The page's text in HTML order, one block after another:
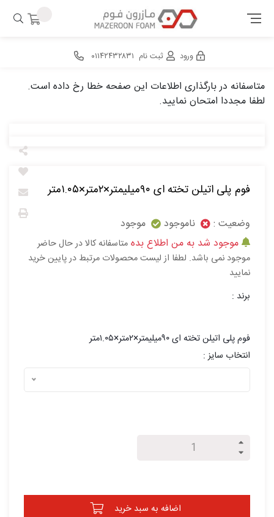
ورود ثبت نام ۰۱۱۴۲۴۳۲۸۳۱
متاسفانه در بارگذاری اطلاعات این صفحه خطا رخ داده است.
لطفا مجددا امتحان نمایید.
فوم پلی اتیلن تخته ای ۹۰میلیمتر×۲متر×۱.۰۵متر
وضعیت : ناموجود
موجود
موجود شد به من اطلاع بده متاسفانه کالا در حال حاضر
موجود نمی باشد. لطفا از لیست محصولات مرتبط در پایین خرید
نمایید
برند :
فوم پلی اتیلن تخته ای ۹۰میلیمتر×۲متر×۱.۰۵متر
انتخاب سایز :
اضافه به سبد خرید